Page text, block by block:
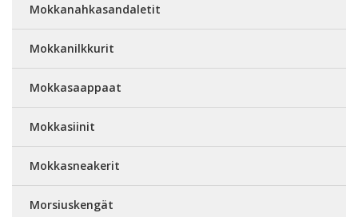
Mokkanahkasandaletit
Mokkanilkkurit
Mokkasaappaat
Mokkasiinit
Mokkasneakerit
Morsiuskengät